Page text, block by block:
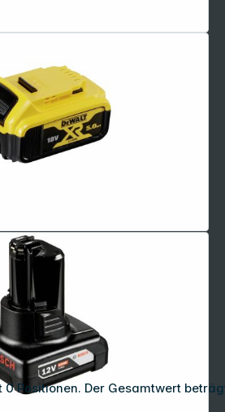
0 Positionen. Der Gesamtwert
12V 6,0 Ah